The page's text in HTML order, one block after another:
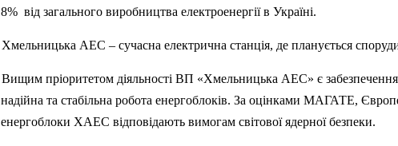
8% від загального виробництва електроенергії в Україні.
Хмельницька АЕС – сучасна електрична станція, де планується
Вищим пріоритетом діяльності ВП «Хмельницька АЕС» є забезпечення
надійна та стабільна робота енергоблоків. За оцінками МАГАТЕ,
енергоблоки ХАЕС відповідають вимогам світової ядерної безпеки.